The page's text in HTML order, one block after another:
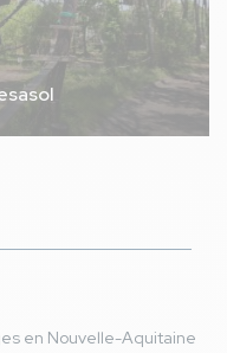
en Nouvelle-Aquitaine